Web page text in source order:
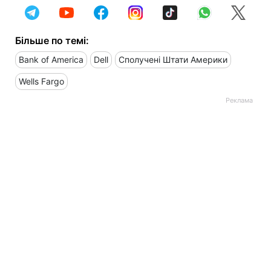
Більше по темі:
Bank of America Dell Сполучені Штати Америки
Wells Fargo